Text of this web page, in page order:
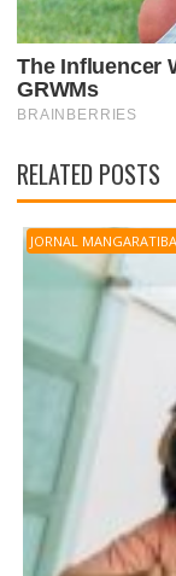
RELATED POSTS
JORNAL MANGARATIBA